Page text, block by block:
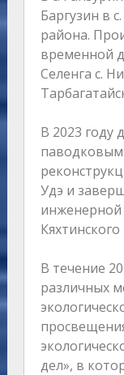
Баргузин в
района.
временной
Селенга с.
В 2023 году
Удэ и
В течение
различных
дел», в